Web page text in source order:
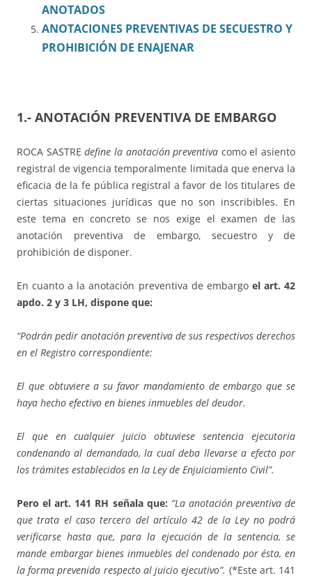
ANOTADOS
ANOTACIONES PREVENTIVAS DE SECUESTRO Y
PROHIBICIÓN DE ENAJENAR
1.- ANOTACIÓN PREVENTIVA DE EMBARGO
ROCA SASTREdefine la anotación preventiva como el asiento
registral de vigencia temporalmente limitada que enerva la
eficacia de la fe pública registral a favor de los titulares de
ciertas situaciones jurídicas que no son inscribibles. En
este tema en concreto se nos exige el examen de las
anotación preventiva de embargo, secuestro y de
prohibición de disponer.
En cuanto a la anotación preventiva de embargo el art. 42
apdo. 2 y 3 LH, dispone que:
“Podrán pedir anotación preventiva de sus respectivos derechos
en el Registro correspondiente:
El que obtuviere a su favor mandamiento de embargo que se
haya hecho efectivo en bienes inmuebles del deudor.
El que en cualquier juicio obtuviese sentencia ejecutoria
condenando al demandado, la cual deba llevarse a efecto por
los trámites establecidos en la Ley de Enjuiciamiento Civil”.
Pero el art. 141 RH señala que: “La anotación preventiva de
que trata el caso tercero del artículo 42 de la Ley no podrá
verificarse hasta que, para la ejecución de la sentencia, se
mande embargar bienes inmuebles del condenado por ésta, en
la forma prevenida respecto al juicio ejecutivo”. (*Este art. 141